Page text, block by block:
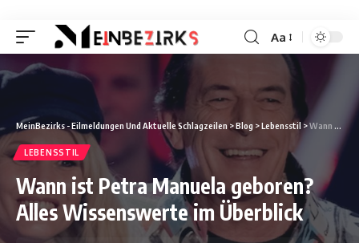
Font
Resizer
Aa
MeinBezirks - Eilmeldungen Und Aktuelle Schlagzeilen>Blog >Lebensstil>Wann ist Petra Manuela geboren? Alles Wissenswerte im Überblick
LEBENSSTIL
Wann ist Petra Manuela geboren?
Alles Wissenswerte im Überblick